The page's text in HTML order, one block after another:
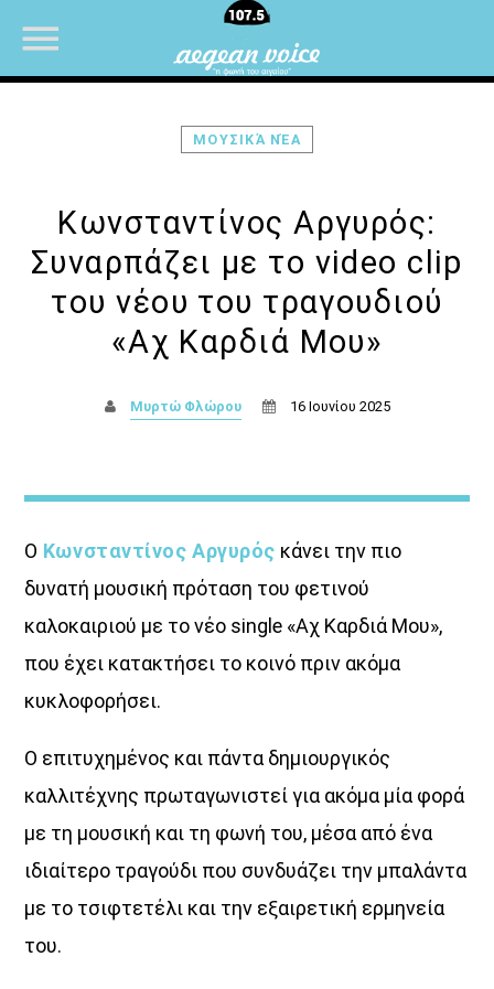
ΤONIGHT RADIO SHOW
ΜΟΥΣΙΚΆ ΝΈΑ
Κωνσταντίνος Αργυρός:
Συναρπάζει με το video clip
του νέου του τραγουδιού
«Αχ Καρδιά Μου»
Μυρτώ Φλώρου 16 Ιουνίου 2025
Ο Κωνσταντίνος Αργυρός κάνει την πιο
δυνατή μουσική πρόταση του φετινού
καλοκαιριού με το νέο single «Αχ Καρδιά Μου»,
που έχει κατακτήσει το κοινό πριν ακόμα
κυκλοφορήσει.
O επιτυχημένος και πάντα δημιουργικός
καλλιτέχνης πρωταγωνιστεί για ακόμα μία φορά
με τη μουσική και τη φωνή του, μέσα από ένα
ιδιαίτερο τραγούδι που συνδυάζει την μπαλάντα
με το τσιφτετέλι και την εξαιρετική ερμηνεία
του.